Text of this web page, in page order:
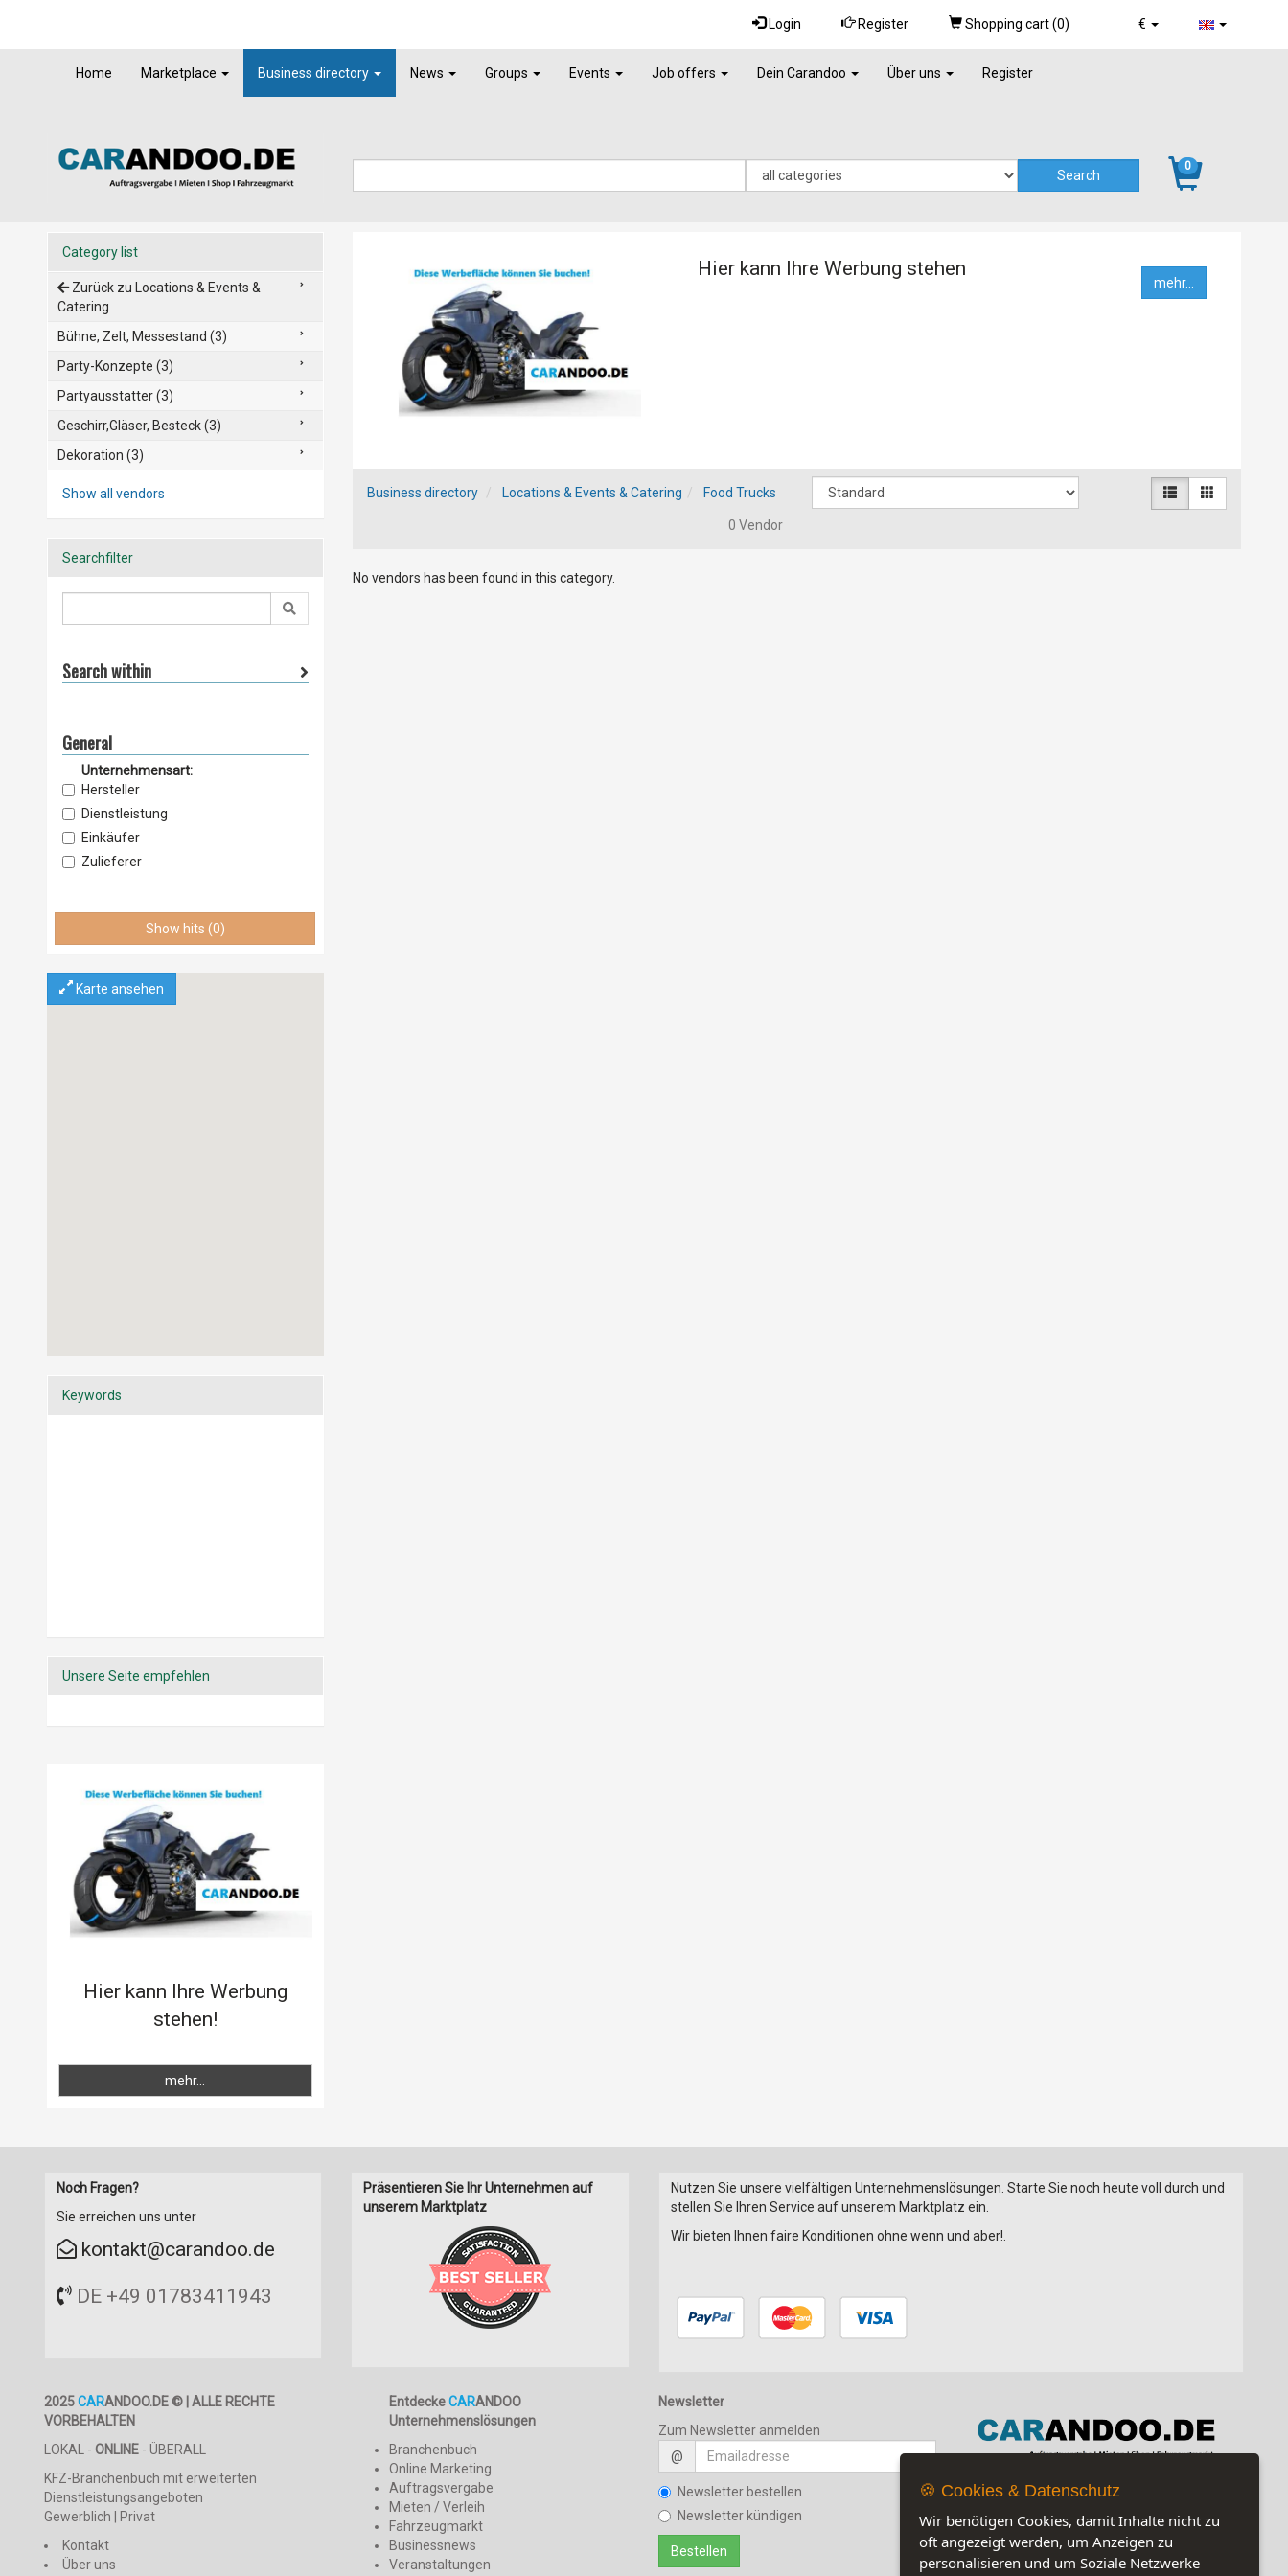
€
Login Register Shopping cart (0)
Home Marketplace Business directory News Groups Events Job offers Dein Carandoo Über uns Register
0
Hier kann Ihre Werbung stehen
mehr...
Business directory Locations & Events & Catering Food Trucks
0 Vendor
No vendors has been found in this category.
Category list
Zurück zu Locations & Events &
Catering
Bühne, Zelt, Messestand (3)
Party-Konzepte (3)
Partyausstatter (3)
Geschirr,Gläser, Besteck (3)
Dekoration (3)
Show all vendors
Searchfilter
Search within
General
Unternehmensart:
Hersteller
Dienstleistung
Einkäufer
Zulieferer
Vertrieb
Service & Wartung
Exporteur
Einzelhandel
Show hits (0)
Karte ansehen
Keywords
Unsere Seite empfehlen
Hier kann Ihre Werbung
stehen!
mehr...
Noch Fragen?
Sie erreichen uns unter
kontakt@carandoo.de
DE +49 01783411943
Präsentieren Sie Ihr Unternehmen auf
unserem Marktplatz
Nutzen Sie unsere vielfältigen Unternehmenslösungen. Starte Sie noch heute voll durch und
stellen Sie Ihren Service auf unserem Marktplatz ein.
Wir bieten Ihnen faire Konditionen ohne wenn und aber!.
2025CARANDOO.DE © | ALLE RECHTE
VORBEHALTEN
LOKAL - ONLINE- ÜBERALL
KFZ-Branchenbuch mit erweiterten
Dienstleistungsangeboten
Gewerblich | Privat
Kontakt
Über uns
EntdeckeCARANDOO
Unternehmenslösungen
Branchenbuch
Online Marketing
Auftragsvergabe
Mieten / Verleih
Fahrzeugmarkt
Businessnews
Veranstaltungen
Newsletter
Zum Newsletter anmelden
@
Newsletter bestellen
Newsletter kündigen
Jetzt auf unserer Seite:3
🍪 Cookies & Datenschutz
Wir benötigen Cookies, damit Inhalte nicht zu
oft angezeigt werden, um Anzeigen zu
personalisieren und um Soziale Netzwerke